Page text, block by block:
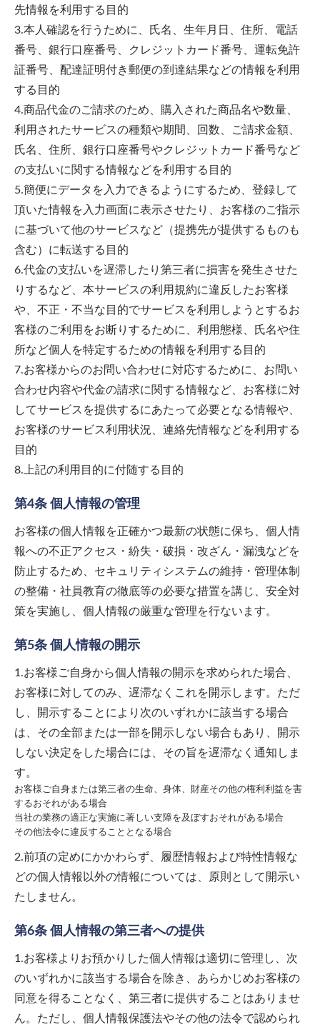
先情報を利用する目的
3.本人確認を行うために、氏名、生年月日、住所、電話
番号、銀行口座番号、クレジットカード番号、運転免許
証番号、配達証明付き郵便の到達結果などの情報を利用
する目的
4.商品代金のご請求のため、購入された商品名や数量、
利用されたサービスの種類や期間、回数、ご請求金額、
氏名、住所、銀行口座番号やクレジットカード番号など
の支払いに関する情報などを利用する目的
5.簡便にデータを入力できるようにするため、登録して
頂いた情報を入力画面に表示させたり、お客様のご指示
に基づいて他のサービスなど（提携先が提供するものも
含む）に転送する目的
6.代金の支払いを遅滞したり第三者に損害を発生させた
りするなど、本サービスの利用規約に違反したお客様
や、不正・不当な目的でサービスを利用しようとするお
客様のご利用をお断りするために、利用態様、氏名や住
所など個人を特定するための情報を利用する目的
7.お客様からのお問い合わせに対応するために、お問い
合わせ内容や代金の請求に関する情報など、お客様に対
してサービスを提供するにあたって必要となる情報や、
お客様のサービス利用状況、連絡先情報などを利用する
目的
8.上記の利用目的に付随する目的
第4条 個人情報の管理
お客様の個人情報を正確かつ最新の状態に保ち、個人情
報への不正アクセス・紛失・破損・改ざん・漏洩などを
防止するため、セキュリティシステムの維持・管理体制
の整備・社員教育の徹底等の必要な措置を講じ、安全対
策を実施し、個人情報の厳重な管理を行ないます。
第5条 個人情報の開示
1.お客様ご自身から個人情報の開示を求められた場合、
お客様に対してのみ、遅滞なくこれを開示します。ただ
し、開示することにより次のいずれかに該当する場合
は、その全部または一部を開示しない場合もあり、開示
しない決定をした場合には、その旨を遅滞なく通知しま
す。
お客様ご自身または第三者の生命、身体、財産その他の権利利益を害
するおそれがある場合
当社の業務の適正な実施に著しい支障を及ぼすおそれがある場合
その他法令に違反することとなる場合
2.前項の定めにかかわらず、履歴情報および特性情報な
どの個人情報以外の情報については、原則として開示い
たしません。
第6条 個人情報の第三者への提供
1.お客様よりお預かりした個人情報は適切に管理し、次
のいずれかに該当する場合を除き、あらかじめお客様の
同意を得ることなく、第三者に提供することはありませ
ん。ただし、個人情報保護法やその他の法令で認められ